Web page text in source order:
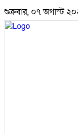
শুক্রবার, ০৭ অগাস্ট